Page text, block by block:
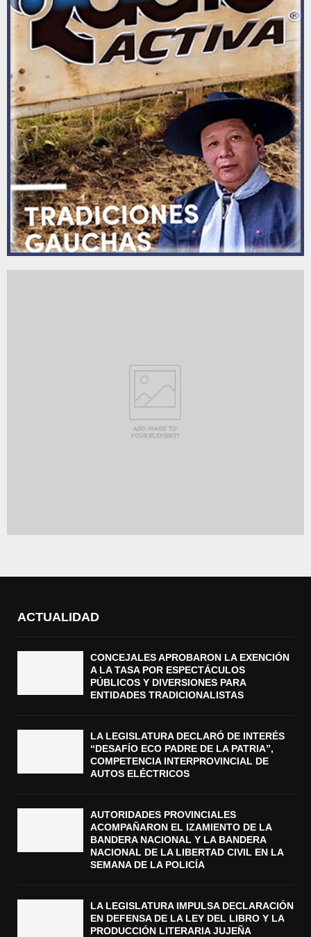
ACTUALIDAD
CONCEJALES APROBARON LA EXENCIÓN
A LA TASA POR ESPECTÁCULOS
PÚBLICOS Y DIVERSIONES PARA
ENTIDADES TRADICIONALISTAS
LA LEGISLATURA DECLARÓ DE INTERÉS
“DESAFÍO ECO PADRE DE LA PATRIA”,
COMPETENCIA INTERPROVINCIAL DE
AUTOS ELÉCTRICOS
AUTORIDADES PROVINCIALES
ACOMPAÑARON EL IZAMIENTO DE LA
BANDERA NACIONAL Y LA BANDERA
NACIONAL DE LA LIBERTAD CIVIL EN LA
SEMANA DE LA POLICÍA
LA LEGISLATURA IMPULSA DECLARACIÓN
EN DEFENSA DE LA LEY DEL LIBRO Y LA
PRODUCCIÓN LITERARIA JUJEÑA